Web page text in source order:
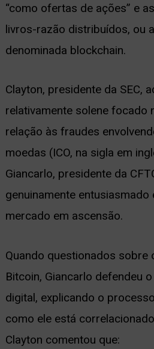
“como ofertas de ações” e
livros-razão distribuídos, ou
denominada blockchain.
Clayton, presidente da SEC,
relativamente solene focado
relação às fraudes
moedas (ICO, na sigla em
Giancarlo, presidente da
genuinamente
mercado em ascensão.
Quando questionados sobre
Bitcoin, Giancarlo defendeu
digital, explicando o
como ele está
Clayton comentou que: